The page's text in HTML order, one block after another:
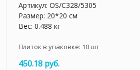
Артикул: OS/C328/5305
Размер: 20*20 см
Вес: 0.488 кг
Плиток в упаковке: 10шт
450.18 руб.